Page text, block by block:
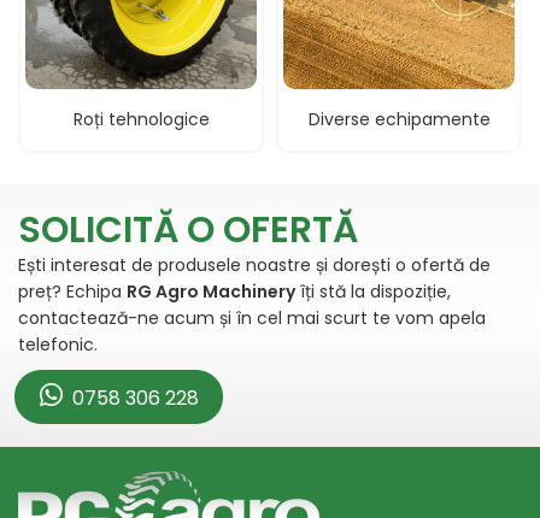
Roți tehnologice Diverse echipamente
SOLICITĂ O OFERTĂ
Ești interesat de produsele noastre și dorești o ofertă de
preț? Echipa RG Agro Machineryîți stă la dispoziție,
contactează-ne acum și în cel mai scurt te vom apela
telefonic.
0758 306 228